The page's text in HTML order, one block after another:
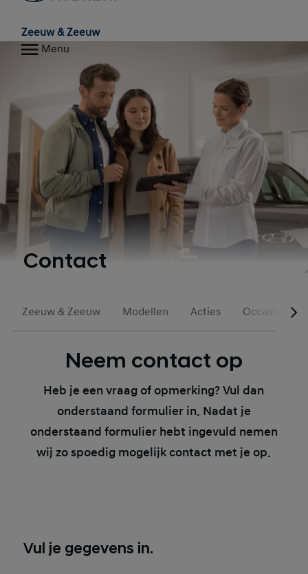
Zeeuw & Zeeuw
Menu
Contact
Zeeuw & Zeeuw Modellen Acties Occasions
Neem contact op
Heb je een vraag of opmerking? Vul dan
onderstaand formulier in. Nadat je
onderstaand formulier hebt ingevuld nemen
wij zo spoedig mogelijk contact met je op.
Basic User Info
Vul je gegevens in.